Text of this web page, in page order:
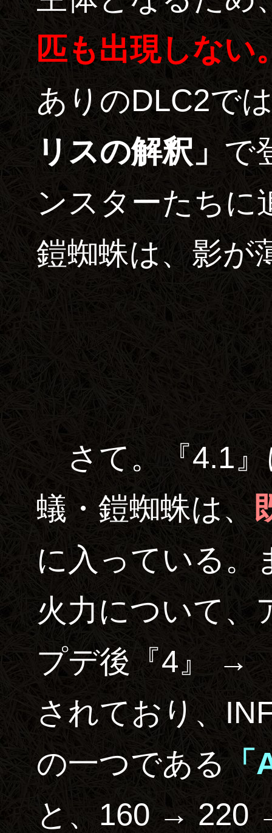
匹も出現しない
ありのDLC2で
リスの解釈」 で
ンスターたちに
鎧蜘蛛は、影が
さて。『4.1』
蟻・鎧蜘蛛は、
に入っている。
火力について
プデ後『4』 →
されており、
の一つである「
と、160 → 220